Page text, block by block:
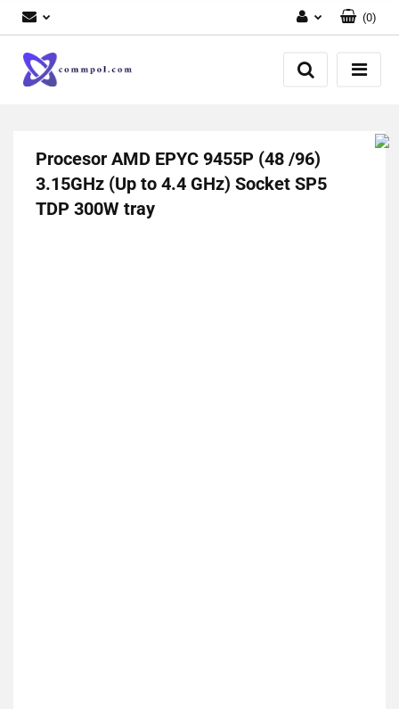
Zaloguj się
Zarejestruj się
(0)
Procesor AMD EPYC 9455P (48 /96)
3.15GHz (Up to 4.4 GHz) Socket SP5
TDP 300W tray